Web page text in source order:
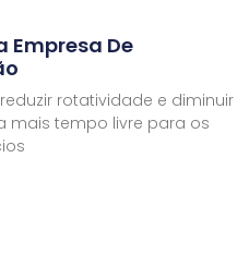
Empresa De
rotatividade e diminuir
mais tempo livre para os